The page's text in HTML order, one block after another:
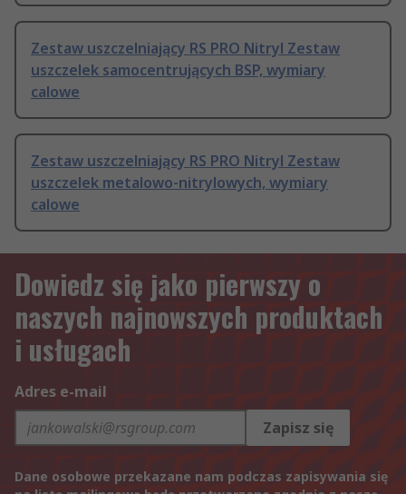
Zestaw uszczelniający RS PRO Nitryl Zestaw
uszczelek samocentrujących BSP, wymiary
calowe
Zestaw uszczelniający RS PRO Nitryl Zestaw
uszczelek metalowo-nitrylowych, wymiary
calowe
Dowiedz się jako pierwszy o
naszych najnowszych produktach
i usługach
Adres e-mail
Zapisz się
Dane osobowe przekazane nam podczas zapisywania się